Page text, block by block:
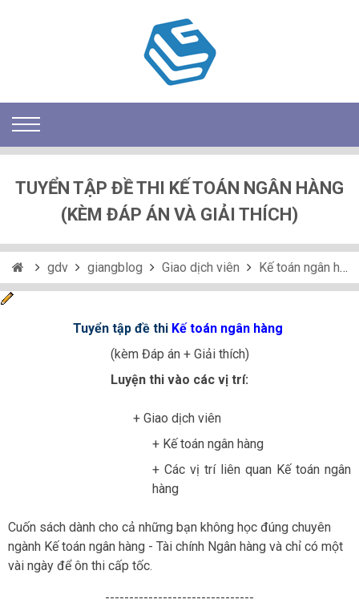
TUYỂN TẬP ĐỀ THI KẾ TOÁN NGÂN HÀNG
(KÈM ĐÁP ÁN VÀ GIẢI THÍCH)
gdv giangblog Giao dịch viên Kế toán ngân hàng
Tuyển tập đề thi Kế toán ngân hàng
(kèm Đáp án + Giải thích)
Luyện thi vào các vị trí:
+ Giao dịch viên
+ Kế toán ngân hàng
+ Các vị trí liên quan Kế toán ngân
hàng
Cuốn sách dành cho cả những bạn không học đúng chuyên
ngành Kế toán ngân hàng - Tài chính Ngân hàng và chỉ có một
vài ngày để ôn thi cấp tốc.
-------------------------------